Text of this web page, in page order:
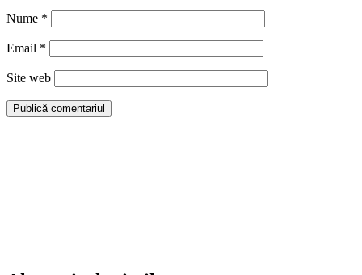
Nume *
Email *
Site web